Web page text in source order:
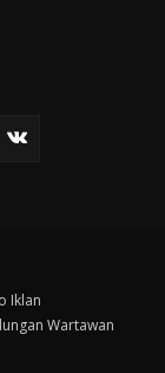
Iklan
Wartawan